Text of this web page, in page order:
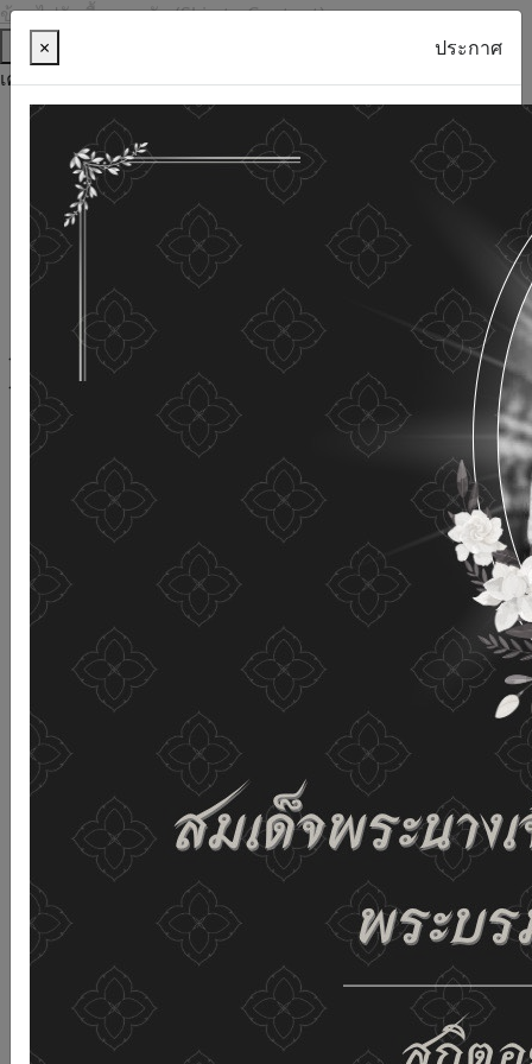
ข้ามไปยังเนื้อหาหลัก (Skip to Content)
ช่วยเหลือ
เครื่องมือการเข้าถึง
ภาษาไทย
ภาษาอังกฤษ
เพิ่มขนาดตัวอักษร
ลดขนาดตัวอักษร
ขนาดตัวอักษรปกติ
ความคมชัดสูง
ความคมชัดเชิงลบ
ความคมชัดปกติ
เปิดอ่านด้วยเสียง
ปิดอ่านด้วยเสียง
ผังเว็บไซต์
เว็บไซต์นี้ใช้คุกกี้ (Cookies)
กรมกิจการผู้สูงอายุ
ให้ความสำคัญต่อข้อมูลส่วนบุคคลของ
ท่าน เพื่อการพัฒนาและปรับปรุงเว็บไซต์ หากท่านใช้บริการ
เว็บไซต์นี้โดยไม่มีการปรับตั้งค่าใดๆ แสดงว่าท่านยินยอมที่จะ
รับคุกกี้บนเว็บไซต์ และนโยบายสิทธิส่วนบุคคลของเรา
ดูรายละเอียด ยอมรับทั้งหมด
02-659-6811 saraban@dop.mail.go.th
เปลี่ยนการแสดงผล
ก-ก
× ประกาศ